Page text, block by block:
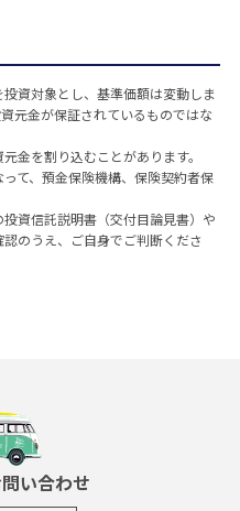
資対象とし、基準価額は変動しま
元金が保証されているものではな
金を割り込むことがあります。
て、預金保険機構、保険契約者保
資信託説明書（交付目論見書）や
のうえ、ご自身でご判断くださ
い合わせ